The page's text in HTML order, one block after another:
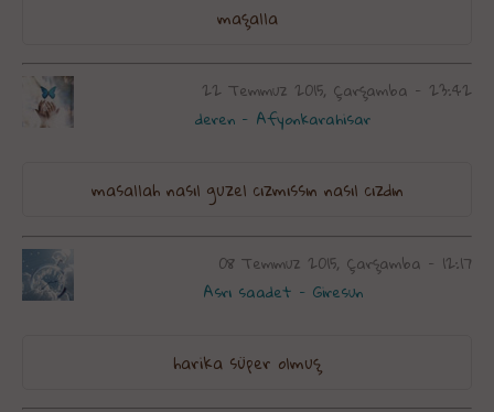
maşalla
22 Temmuz 2015, Çarşamba - 23:42
deren - Afyonkarahisar
masallah nasıl guzel cızmıssın nasıl cızdın
08 Temmuz 2015, Çarşamba - 12:17
Asrı saadet - Giresun
harika süper olmuş